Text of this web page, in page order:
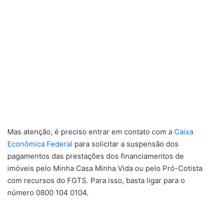
Mas atenção, é preciso entrar em contato com a Caixa
Econômica Federal para solicitar a suspensão dos
pagamentos das prestações dos financiamentos de
imóveis pelo Minha Casa Minha Vida ou pelo Pró-Cotista
com recursos do FGTS. Para isso, basta ligar para o
número 0800 104 0104.